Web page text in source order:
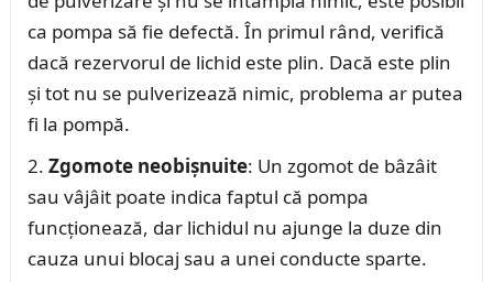
ca pompa să fie defectă. În primul rând, verifică
dacă rezervorul de lichid este plin. Dacă este plin
și tot nu se pulverizează nimic, problema ar putea
fi la pompă.
Zgomote neobișnuite: Un zgomot de bâzâit
sau vâjâit poate indica faptul că pompa
funcționează, dar lichidul nu ajunge la duze din
cauza unui blocaj sau a unei conducte sparte.